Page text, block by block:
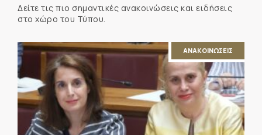
Δείτε τις πιο σημαντικές ανακοινώσεις και ειδήσεις
στο χώρο του Τύπου.
ΑΝΑΚΟΙΝΩΣΕΙΣ